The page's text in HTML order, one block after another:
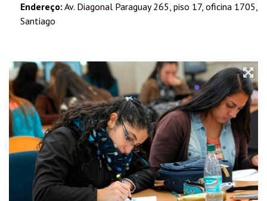
Endereço: Av. Diagonal Paraguay 265, piso 17, oficina 1705,
Santiago